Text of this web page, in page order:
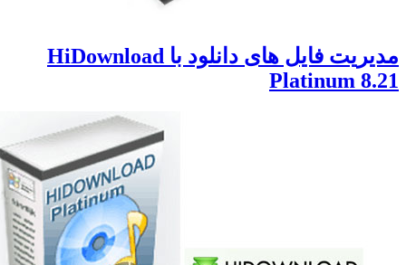
مدیریت فایل های دانلود با HiDownload
Platinum